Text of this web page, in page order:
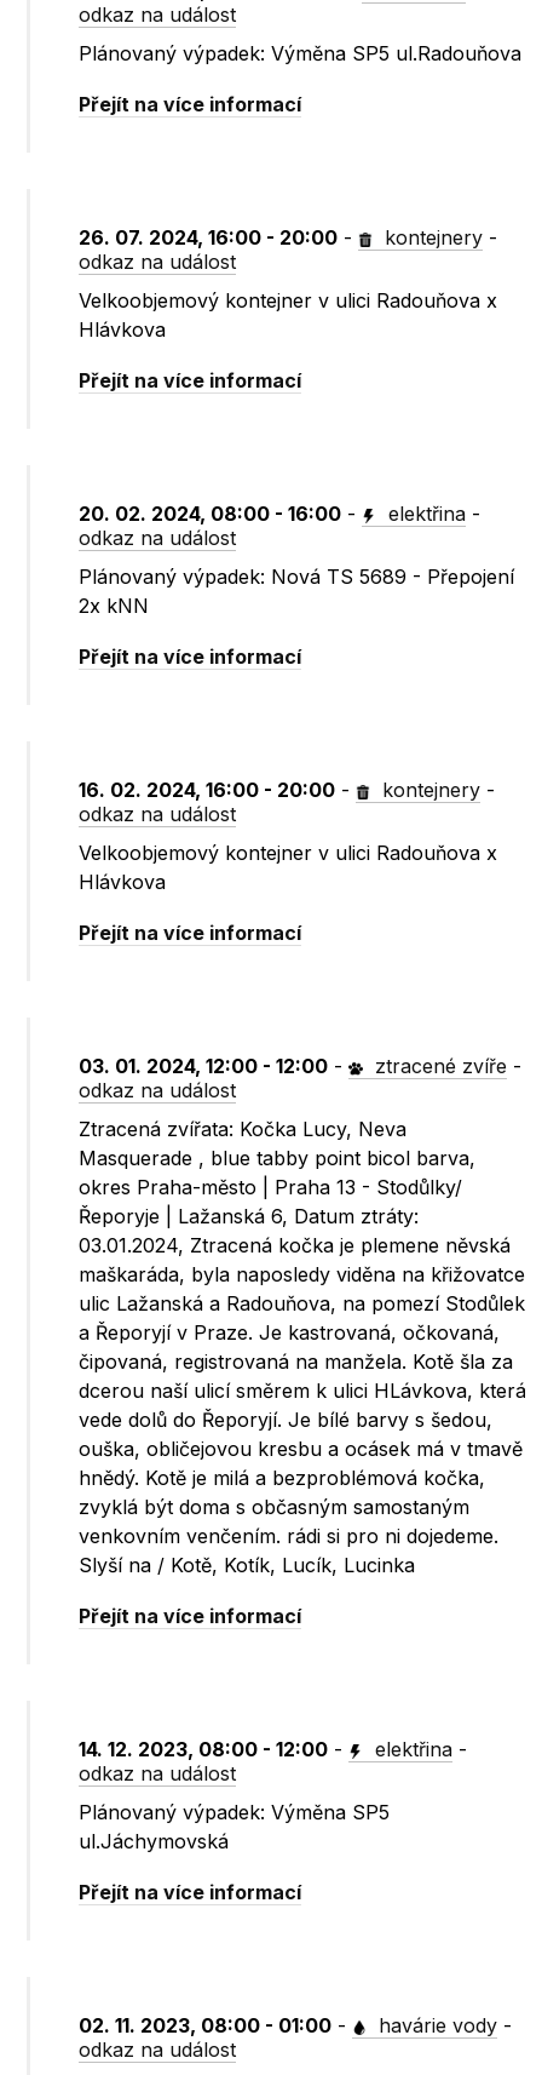
odkaz na událost
Plánovaný výpadek: Výměna SP5 ul.Radouňova
Přejít na více informací
26. 07. 2024, 16:00 - 20:00 - kontejnery -
odkaz na událost
Velkoobjemový kontejner v ulici Radouňova x
Hlávkova
Přejít na více informací
20. 02. 2024, 08:00 - 16:00 - elektřina -
odkaz na událost
Plánovaný výpadek: Nová TS 5689 - Přepojení
2x kNN
Přejít na více informací
16. 02. 2024, 16:00 - 20:00 - kontejnery -
odkaz na událost
Velkoobjemový kontejner v ulici Radouňova x
Hlávkova
Přejít na více informací
03. 01. 2024, 12:00 - 12:00 - ztracené zvíře -
odkaz na událost
Ztracená zvířata: Kočka Lucy, Neva
Masquerade , blue tabby point bicol barva,
okres Praha-město | Praha 13 - Stodůlky/
Řeporyje | Lažanská 6, Datum ztráty:
03.01.2024, Ztracená kočka je plemene něvská
maškaráda, byla naposledy viděna na křižovatce
ulic Lažanská a Radouňova, na pomezí Stodůlek
a Řeporyjí v Praze. Je kastrovaná, očkovaná,
čipovaná, registrovaná na manžela. Kotě šla za
dcerou naší ulicí směrem k ulici HLávkova, která
vede dolů do Řeporyjí. Je bílé barvy s šedou,
ouška, obličejovou kresbu a ocásek má v tmavě
hnědý. Kotě je milá a bezproblémová kočka,
zvyklá být doma s občasným samostaným
venkovním venčením. rádi si pro ni dojedeme.
Slyší na / Kotě, Kotík, Lucík, Lucinka
Přejít na více informací
14. 12. 2023, 08:00 - 12:00 - elektřina -
odkaz na událost
Plánovaný výpadek: Výměna SP5
ul.Jáchymovská
Přejít na více informací
02. 11. 2023, 08:00 - 01:00 - havárie vody -
odkaz na událost